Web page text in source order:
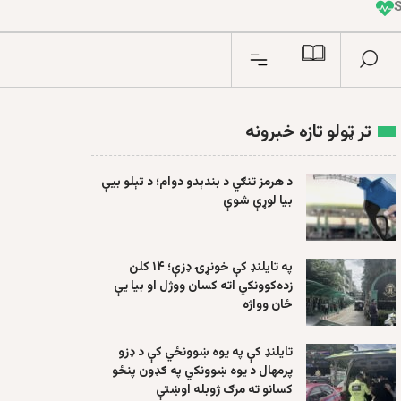
n
I
تر ټولو تازه خبرونه
د هرمز تنګي د بندېدو دوام؛ د تېلو بیې
بیا لوړې شوې
په تایلنډ کې خونړۍ ډزې؛ ۱۴ کلن
زده‌کوونکي اته کسان ووژل او بیا یې
ځان وواژه
تایلنډ کې په یوه ښوونځي کې د ډزو
پرمهال د یوه ښوونکي په ګډون پنځو
کسانو ته مرګ ژوبله اوښتې